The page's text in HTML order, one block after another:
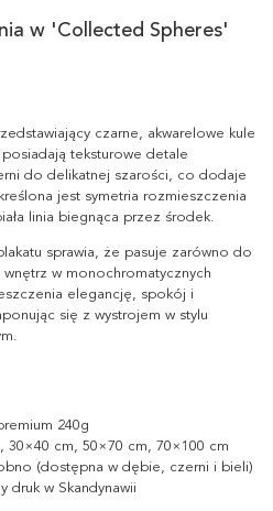
w 'Collected Spheres'
czarne, akwarelowe kule
teksturowe detale
do delikatnej szarości, co dodaje
jest symetria rozmieszczenia
linia biegnąca przez środek.
sprawia, że pasuje zarówno do
w monochromatycznych
elegancję, spokój i
się z wystrojem w stylu
240g
30×40 cm, 50×70 cm, 70×100 cm
(dostępna w dębie, czerni i bieli)
druk w Skandynawii